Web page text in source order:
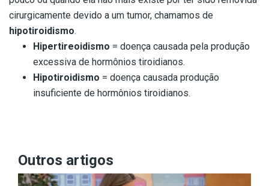
cirurgicamente devido a um tumor, chamamos de
hipotiroidismo.
Hipertireoidismo = doença causada pela produção
excessiva de hormônios tiroidianos.
Hipotiroidismo = doença causada produção
insuficiente de hormônios tiroidianos.
Outros artigos